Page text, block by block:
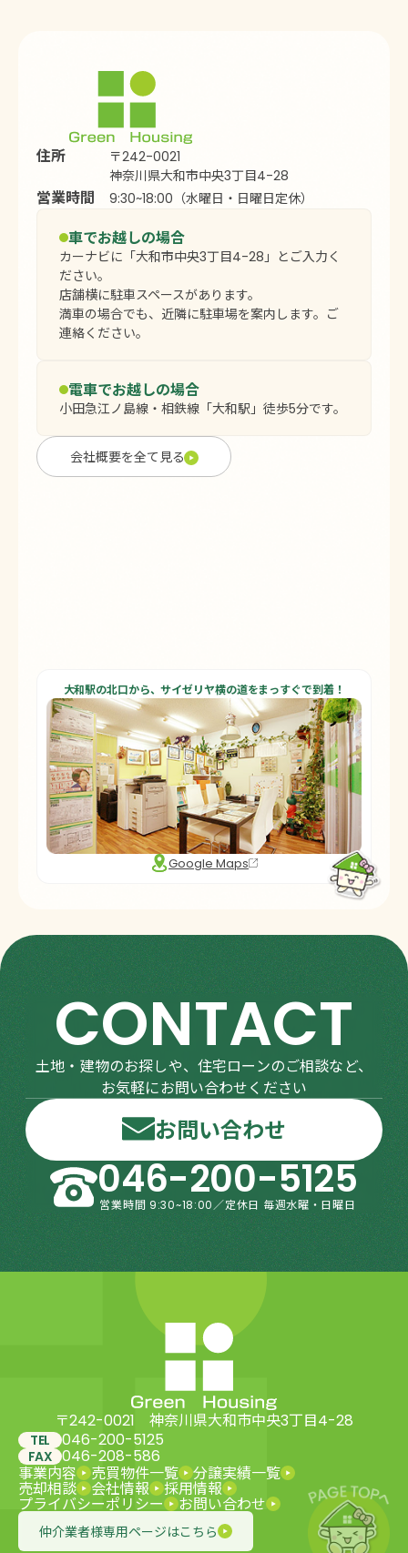
住所
〒242-0021
神奈川県大和市中央3丁目4-28
営業時間 9:30~18:00（水曜日・日曜日定休）
車でお越しの場合
カーナビに「大和市中央3丁目4-28」とご入力く
ださい。
店舗横に駐車スペースがあります。
満車の場合でも、近隣に駐車場を案内します。ご
連絡ください。
電車でお越しの場合
小田急江ノ島線・相鉄線「大和駅」徒歩5分です。
会社概要を全て見る
大和駅の北口から、サイゼリヤ横の道をまっすぐで到着！
Google Maps
CONTACT
土地・建物のお探しや、住宅ローンのご相談など、
お気軽にお問い合わせください
お問い合わせ
046-200-5125
営業時間 9:30~18:00／定休日 毎週水曜・日曜日
〒242-0021 神奈川県大和市中央3丁目4-28
TEL 046-200-5125
FAX 046-208-586
事業内容 売買物件一覧 分譲実績一覧
売却相談 会社情報 採用情報
プライバシーポリシー お問い合わせ
仲介業者様専用ページはこちら